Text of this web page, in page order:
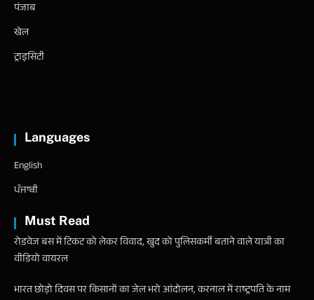
पंजाब
खेल
ट्राइसिटी
Languages
English
ਪੰਜਾਬੀ
Must Read
रोडवेज बस में टिकट को लेकर विवाद, खुद को पुलिसकर्मी बताने वाले यात्री का
वीडियो वायरल
भारत छोड़ो दिवस पर किसानों का जेल भरो आंदोलन, करनाल में राष्ट्रपति के नाम